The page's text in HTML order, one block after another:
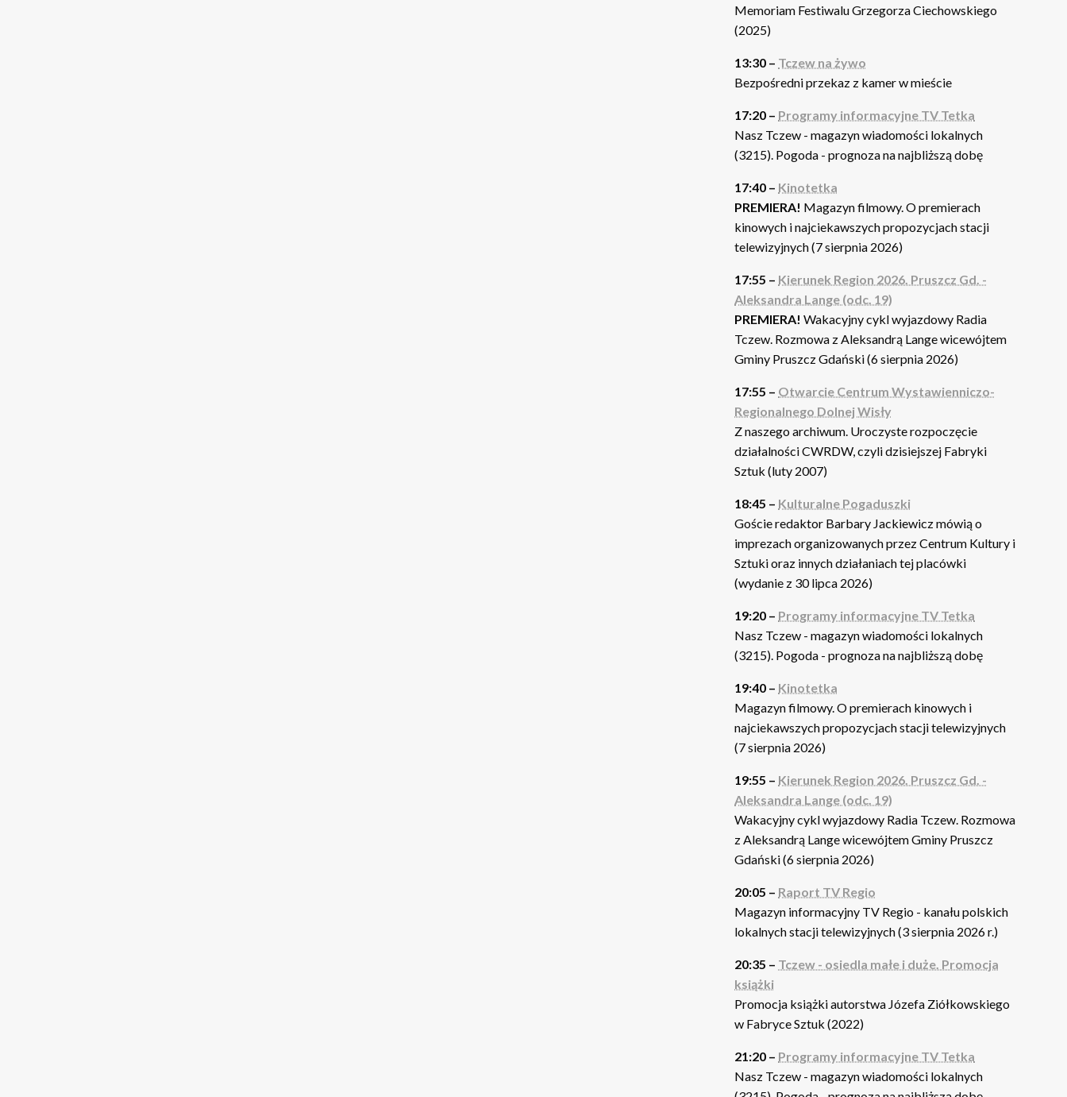
Memoriam Festiwalu Grzegorza Ciechowskiego
(2025)
13:30 – Tczew na żywo
Bezpośredni przekaz z kamer w mieście
17:20 – Programy informacyjne TV Tetka
Nasz Tczew - magazyn wiadomości lokalnych
(3215). Pogoda - prognoza na najbliższą dobę
17:40 – Kinotetka
PREMIERA! Magazyn filmowy. O premierach
kinowych i najciekawszych propozycjach stacji
telewizyjnych (7 sierpnia 2026)
17:55 – Kierunek Region 2026. Pruszcz Gd. -
Aleksandra Lange (odc. 19)
PREMIERA! Wakacyjny cykl wyjazdowy Radia
Tczew. Rozmowa z Aleksandrą Lange wicewójtem
Gminy Pruszcz Gdański (6 sierpnia 2026)
17:55 – Otwarcie Centrum Wystawienniczo-
Regionalnego Dolnej Wisły
Z naszego archiwum. Uroczyste rozpoczęcie
działalności CWRDW, czyli dzisiejszej Fabryki
Sztuk (luty 2007)
18:45 – Kulturalne Pogaduszki
Goście redaktor Barbary Jackiewicz mówią o
imprezach organizowanych przez Centrum Kultury i
Sztuki oraz innych działaniach tej placówki
(wydanie z 30 lipca 2026)
19:20 – Programy informacyjne TV Tetka
Nasz Tczew - magazyn wiadomości lokalnych
(3215). Pogoda - prognoza na najbliższą dobę
19:40 – Kinotetka
Magazyn filmowy. O premierach kinowych i
najciekawszych propozycjach stacji telewizyjnych
(7 sierpnia 2026)
19:55 – Kierunek Region 2026. Pruszcz Gd. -
Aleksandra Lange (odc. 19)
Wakacyjny cykl wyjazdowy Radia Tczew. Rozmowa
z Aleksandrą Lange wicewójtem Gminy Pruszcz
Gdański (6 sierpnia 2026)
20:05 – Raport TV Regio
Magazyn informacyjny TV Regio - kanału polskich
lokalnych stacji telewizyjnych (3 sierpnia 2026 r.)
20:35 – Tczew - osiedla małe i duże. Promocja
książki
Promocja książki autorstwa Józefa Ziółkowskiego
w Fabryce Sztuk (2022)
21:20 – Programy informacyjne TV Tetka
Nasz Tczew - magazyn wiadomości lokalnych